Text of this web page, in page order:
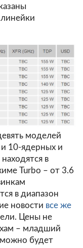
линейки
моделей
и 10-ядерных и
в
Turbo – от 3.6
в диапазон
новости все же
Цены не
– младший
будет